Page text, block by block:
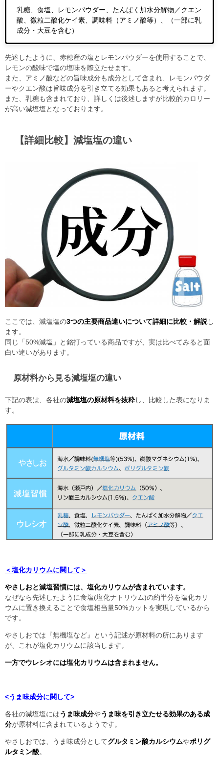
乳糖、食塩、レモンパウダー、たんぱく加水分解物／クエン
酸、微粒二酸化ケイ素、調味料（アミノ酸等）、（一部に乳
成分・大豆を含む）
先述したように、赤穂産の塩とレモンパウダーを使用することで、
レモンの酸味で塩の塩味を際立たせます。
また、アミノ酸などの旨味成分も成分として含まれ、レモンパウダ
ーやクエン酸は旨味成分を引き立てる効果もあると考えられます。
また、乳糖も含まれており、詳しくは後述しますが比較的カロリー
が高い減塩塩となっております。
【詳細比較】減塩塩の違い
ここでは、減塩塩の3つの主要商品違いについて詳細に比較・解説し
ます。
同じ「50%減塩」と銘打っている商品ですが、実は比べてみると面
白い違いがあります。
原材料から見る減塩塩の違い
下記の表は、各社の減塩塩の原材料を抜粋し、比較した表になりま
す。
＜塩化カリウムに関して＞
やさしおと減塩習慣には、塩化カリウムが含まれています。
なぜなら先述したように食塩(塩化ナトリウム)の約半分を塩化カリ
ウムに置き換えることで食塩相当量50%カットを実現しているから
です。
やさしおでは『無機塩など』という記述が原材料の所にあります
が、これが塩化カリウムに該当します。
一方でウレシオには塩化カリウムは含まれません。
<うま味成分に関して>
各社の減塩塩にはうま味成分やうま味を引き立たせる効果のある成
分が原材料に含まれているようです。
やさしおでは、うま味成分としてグルタミン酸カルシウムやポリグ
ルタミン酸。